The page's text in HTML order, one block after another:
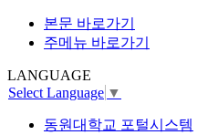
본문 바로가기
주메뉴 바로가기
LANGUAGE
Select Language ▼
동원대학교 포털시스템